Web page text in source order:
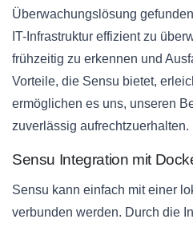
Überwachungslösung
IT-Infrastruktur effizient zu
frühzeitig zu erkennen und
Vorteile, die Sensu bietet,
ermöglichen es uns, unseren
zuverlässig aufrechtzuerhalten.
Sensu Integration mit
Sensu kann einfach mit einer
verbunden werden. Durch die